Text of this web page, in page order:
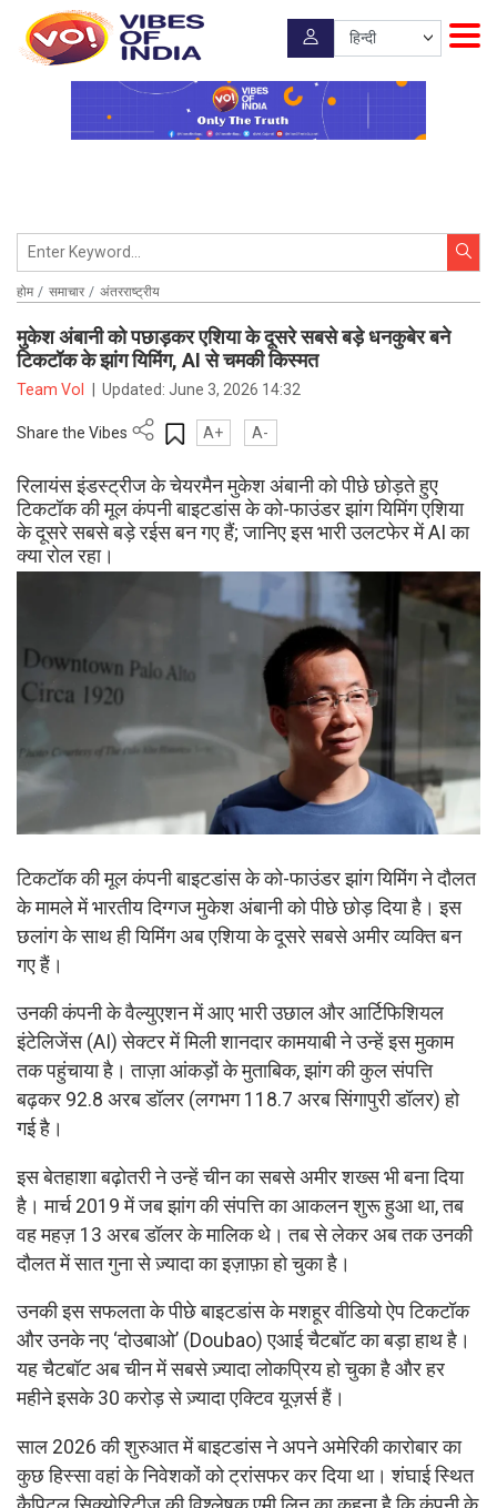
होम समाचार अंतरराष्ट्रीय
मुकेश अंबानी को पछाड़कर एशिया के दूसरे सबसे बड़े धनकुबेर बने
टिकटॉक के झांग यिमिंग, AI से चमकी किस्मत
Team VoI Updated:June 3, 2026 14:32
Share the Vibes A+ A-
रिलायंस इंडस्ट्रीज के चेयरमैन मुकेश अंबानी को पीछे छोड़ते हुए
टिकटॉक की मूल कंपनी बाइटडांस के को-फाउंडर झांग यिमिंग एशिया
के दूसरे सबसे बड़े रईस बन गए हैं; जानिए इस भारी उलटफेर में AI का
क्या रोल रहा।
टिकटॉक की मूल कंपनी बाइटडांस के को-फाउंडर झांग यिमिंग ने दौलत
के मामले में भारतीय दिग्गज मुकेश अंबानी को पीछे छोड़ दिया है। इस
छलांग के साथ ही यिमिंग अब एशिया के दूसरे सबसे अमीर व्यक्ति बन
गए हैं।
उनकी कंपनी के वैल्युएशन में आए भारी उछाल और आर्टिफिशियल
इंटेलिजेंस (AI) सेक्टर में मिली शानदार कामयाबी ने उन्हें इस मुकाम
तक पहुंचाया है। ताज़ा आंकड़ों के मुताबिक, झांग की कुल संपत्ति
बढ़कर 92.8 अरब डॉलर (लगभग 118.7 अरब सिंगापुरी डॉलर) हो
गई है।
इस बेतहाशा बढ़ोतरी ने उन्हें चीन का सबसे अमीर शख्स भी बना दिया
है। मार्च 2019 में जब झांग की संपत्ति का आकलन शुरू हुआ था, तब
वह महज़ 13 अरब डॉलर के मालिक थे। तब से लेकर अब तक उनकी
दौलत में सात गुना से ज़्यादा का इज़ाफ़ा हो चुका है।
उनकी इस सफलता के पीछे बाइटडांस के मशहूर वीडियो ऐप टिकटॉक
और उनके नए ‘दोउबाओ’ (Doubao) एआई चैटबॉट का बड़ा हाथ है।
यह चैटबॉट अब चीन में सबसे ज़्यादा लोकप्रिय हो चुका है और हर
महीने इसके 30 करोड़ से ज़्यादा एक्टिव यूज़र्स हैं।
साल 2026 की शुरुआत में बाइटडांस ने अपने अमेरिकी कारोबार का
कुछ हिस्सा वहां के निवेशकों को ट्रांसफर कर दिया था। शंघाई स्थित